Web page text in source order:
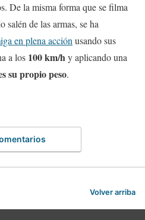
De la misma forma que se filma
salén de las armas, se ha
en plena acciónusando sus
a los 100 km/hy aplicando una
su propio peso.
Volver arriba